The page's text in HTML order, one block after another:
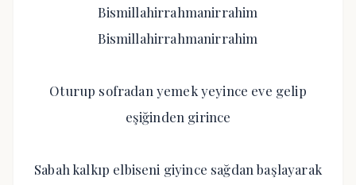
Bismillahirrahmanirrahim
Bismillahirrahmanirrahim
Oturup sofradan yemek yeyince eve gelip
eşiğinden girince
Sabah kalkıp elbiseni giyince sağdan başlayarak